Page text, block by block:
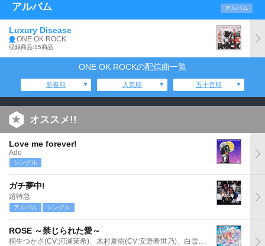
アルバム アルバム
Luxury Disease
ONE OK ROCK
収録商品:15商品
ONE OK ROCKの配信曲一覧
新着順 人気順 五十音順
オススメ!!
Love me forever!
Ado
シングル
ガチ夢中!
超特急
アルバム シングル
ROSE ～禁じられた愛～
桐生つかさ(CV:河瀬茉希)、木村夏樹(CV:安野希世乃)、白雪千夜(CV:関口理咲)